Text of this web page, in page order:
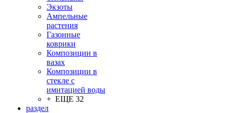
Экзоты
Ампельные
растения
Газонные
коврики
Композиции в
вазах
Композиции в
стекле с
имитацией воды
+ ЕЩЕ 32
раздел